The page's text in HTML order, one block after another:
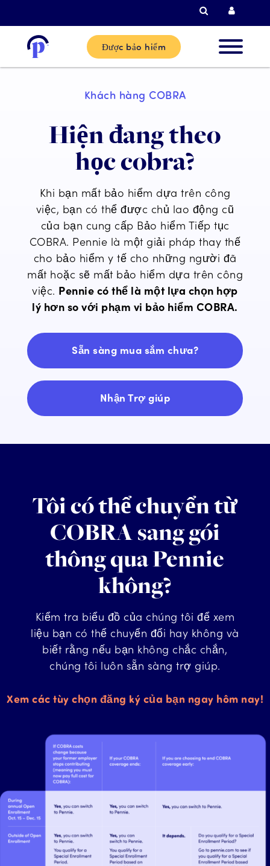
Tìm kiếm
Được bảo hiểm
Khách
tại
Đối tác
Giúp đỡ
Khách hàng COBRA
Hiện đang theo
học cobra?
Khi bạn mất bảo hiểm dựa trên công
việc, bạn có thể được chủ lao động cũ
của bạn cung cấp Bảo hiểm Tiếp tục
COBRA. Pennie là một giải pháp thay thế
cho bảo hiểm y tế cho những người đã
mất hoặc sẽ mất bảo hiểm dựa trên công
việc. Pennie có thể là một lựa chọn hợp
lý hơn so với phạm vi bảo hiểm COBRA.
Sẵn sàng mua sắm chưa?
Nhận Trợ giúp
Tôi có thể chuyển từ
COBRA sang gói
thông qua Pennie
không?
Kiểm tra biểu đồ của chúng tôi để xem
liệu bạn có thể chuyển đổi hay không và
biết rằng nếu bạn không chắc chắn,
chúng tôi luôn sẵn sàng trợ giúp.
Xem các tùy chọn đăng ký của bạn ngay hôm nay!